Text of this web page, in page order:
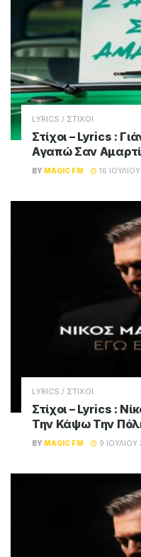
LYRICS / ΣΤΙΧΟΙ
Στίχοι – Lyrics :
Αγαπώ Σαν
BY MAGIC FM 16
LYRICS / ΣΤΙΧΟΙ
Στίχοι – Lyrics :
Την Κάψω Την
BY MAGIC FM 9 ΙΟΥΛΊΟΥ